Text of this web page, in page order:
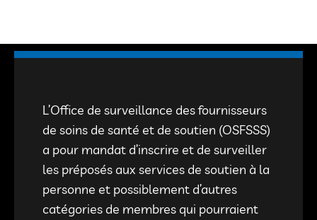
L’Office de surveillance des fournisseurs
de soins de santé et de soutien (OSFSSS)
a pour mandat d’inscrire et de surveiller
les préposés aux services de soutien à la
personne et possiblement d’autres
catégories de membres qui pourraient